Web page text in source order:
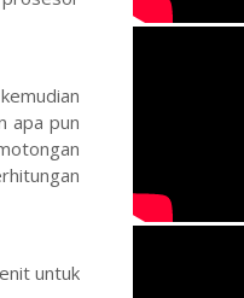
apa pun
untuk